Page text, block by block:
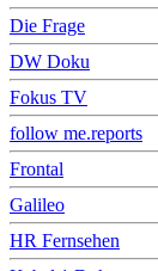
Die Frage
DW Doku
Fokus TV
follow me.reports
Frontal
Galileo
HR Fernsehen